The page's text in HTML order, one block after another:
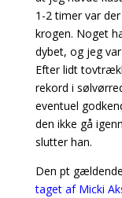
1-2 timer var
krogen. Noget
dybet, og jeg
Efter lidt
rekord i
eventuel
den ikke gå
slutter han.
Den pt gældende
taget af Micki